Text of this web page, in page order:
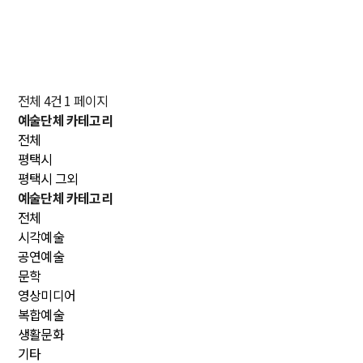
전체 4건 1 페이지
예술단체 카테고리
전체
평택시
평택시 그외
예술단체 카테고리
전체
시각예술
공연예술
문학
영상미디어
복합예술
생활문화
기타